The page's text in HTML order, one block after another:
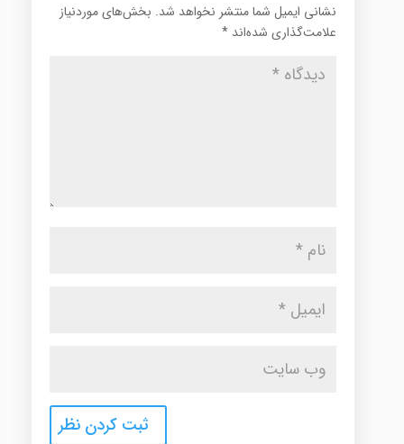
نشانی ایمیل شما منتشر نخواهد شد. بخش‌های موردنیاز
علامت‌گذاری شده‌اند *